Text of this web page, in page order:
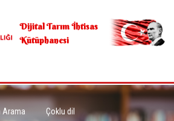
Dijital Tarım İhtisas
Kütüphanesi
Arama Çoklu dil